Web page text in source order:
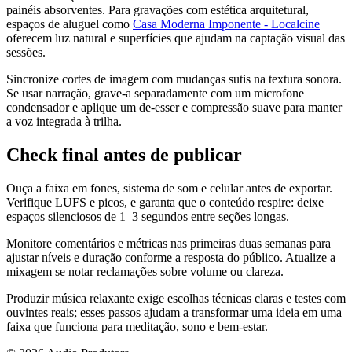
painéis absorventes. Para gravações com estética arquitetural,
espaços de aluguel como Casa Moderna Imponente - Localcine
oferecem luz natural e superfícies que ajudam na captação visual das
sessões.
Sincronize cortes de imagem com mudanças sutis na textura sonora.
Se usar narração, grave-a separadamente com um microfone
condensador e aplique um de-esser e compressão suave para manter
a voz integrada à trilha.
Check final antes de publicar
Ouça a faixa em fones, sistema de som e celular antes de exportar.
Verifique LUFS e picos, e garanta que o conteúdo respire: deixe
espaços silenciosos de 1–3 segundos entre seções longas.
Monitore comentários e métricas nas primeiras duas semanas para
ajustar níveis e duração conforme a resposta do público. Atualize a
mixagem se notar reclamações sobre volume ou clareza.
Produzir música relaxante exige escolhas técnicas claras e testes com
ouvintes reais; esses passos ajudam a transformar uma ideia em uma
faixa que funciona para meditação, sono e bem-estar.